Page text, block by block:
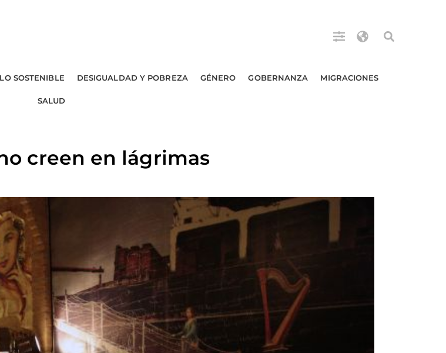
SOSTENIBLE DESIGUALDAD Y POBREZA GÉNERO GOBERNANZA MIGRACIONES
SALUD
creen en lágrimas